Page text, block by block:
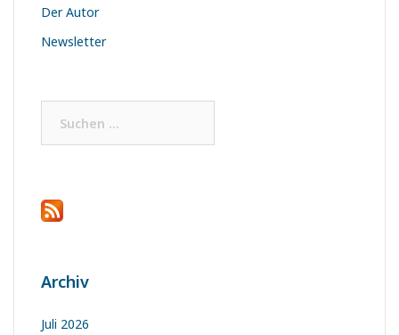
Der Autor
Newsletter
nach:
Archiv
Juli 2026